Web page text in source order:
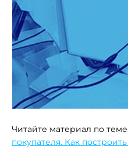
Читайте материал по
покупателя. Как